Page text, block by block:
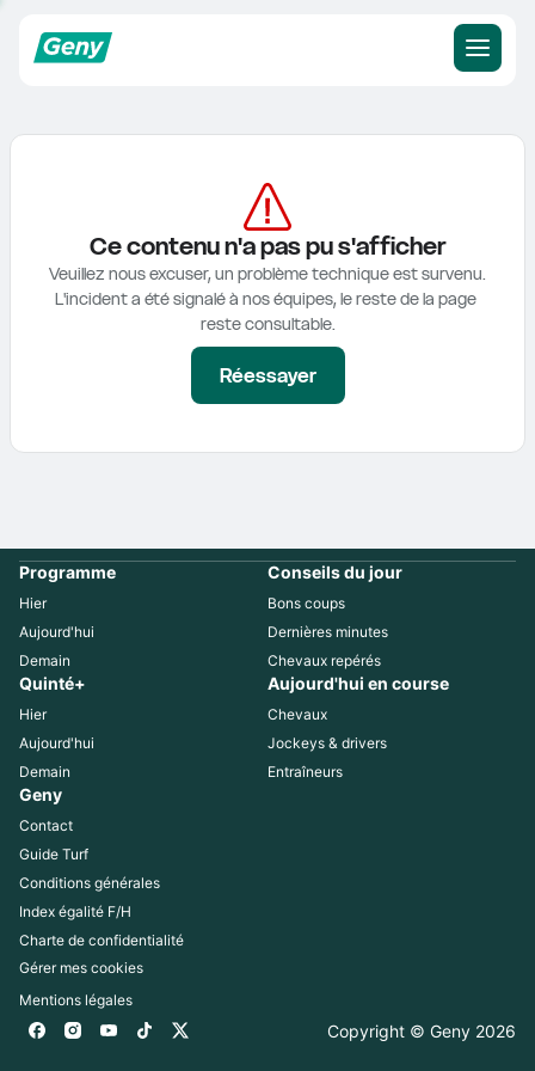
Ce contenu n'a pas pu s'afficher
Veuillez nous excuser, un problème technique est survenu.
L'incident a été signalé à nos équipes, le reste de la page
reste consultable.
Réessayer
Programme
Hier
Aujourd'hui
Demain
Conseils du jour
Bons coups
Dernières minutes
Chevaux repérés
Quinté+
Hier
Aujourd'hui
Demain
Aujourd'hui en course
Chevaux
Jockeys & drivers
Entraîneurs
Geny
Contact
Guide Turf
Conditions générales
Index égalité F/H
Charte de confidentialité
Gérer mes cookies
Mentions légales
Copyright © Geny 2026